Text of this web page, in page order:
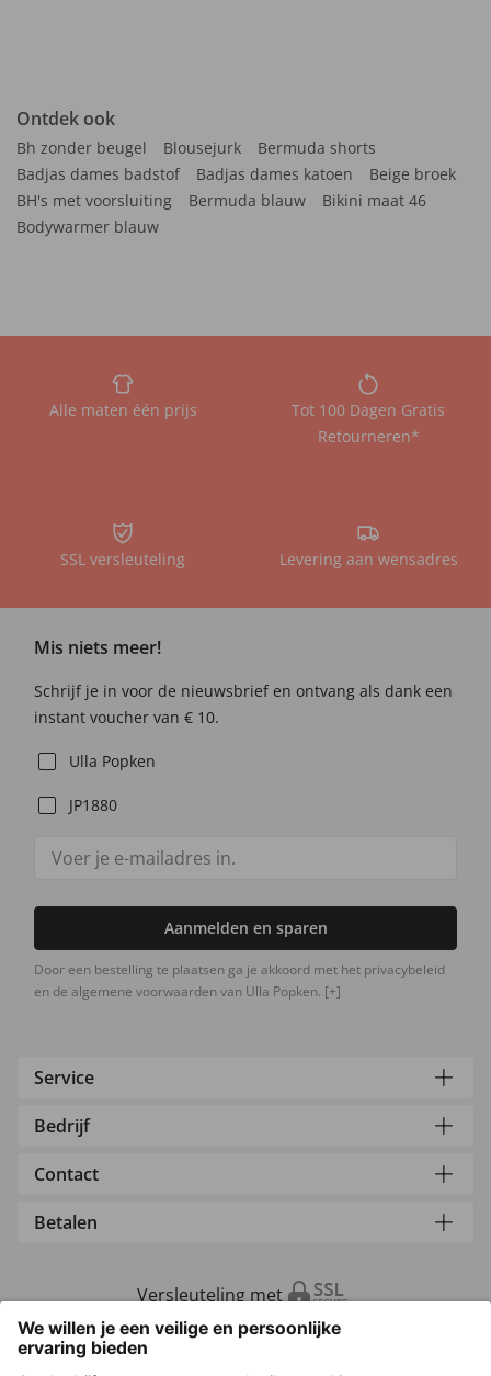
Ontdek ook
Bh zonder beugel Blousejurk
Bermuda shorts
Badjas dames badstof
Badjas dames katoen
Beige broek
BH's met voorsluiting
Bermuda blauw
Bikini maat 46
Bodywarmer blauw
Alle maten één prijs
Tot 100 Dagen Gratis
Retourneren*
SSL versleuteling Levering aan wensadres
Mis niets meer!
Schrijf je in voor de nieuwsbrief en ontvang als dank een
instant voucher van € 10.
Ulla Popken
JP1880
Aanmelden en sparen
Door een bestelling te plaatsen ga je akkoord met het privacybeleid
en de algemene voorwaarden van Ulla Popken. [+]
Service
Bedrijf
Contact
Betalen
Versleuteling met